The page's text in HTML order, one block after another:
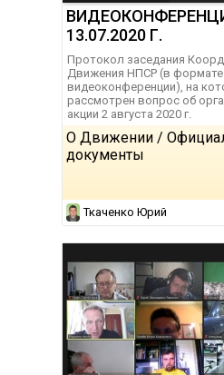
13.07.2020 Г.
Протокол заседания
Движения НПСР (в формате
видеоконференции), на
рассмотрен вопрос об
акции 2 августа 2020 г.
О Движении /
документы
Ткаченко Юрий